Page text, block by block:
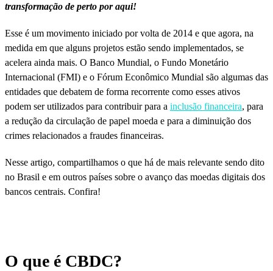
transformação de perto por aqui!
Esse é um movimento iniciado por volta de 2014 e que agora, na
medida em que alguns projetos estão sendo implementados, se
acelera ainda mais. O Banco Mundial, o Fundo Monetário
Internacional (FMI) e o Fórum Econômico Mundial são algumas das
entidades que debatem de forma recorrente como esses ativos
podem ser utilizados para contribuir para a inclusão financeira, para
a redução da circulação de papel moeda e para a diminuição dos
crimes relacionados a fraudes financeiras.
Nesse artigo, compartilhamos o que há de mais relevante sendo dito
no Brasil e em outros países sobre o avanço das moedas digitais dos
bancos centrais. Confira!
O que é CBDC?